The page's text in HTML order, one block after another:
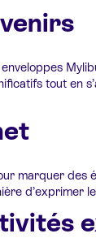
tout en
marquer
d’exprimer